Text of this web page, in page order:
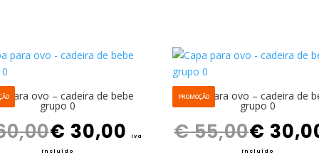
para ovo – cadeira de bebe
grupo 0
€ 30,00 iva
incluído
PROMOÇÃO
Capa para ovo – cadeira de
grupo 0
€55,00€
incluído